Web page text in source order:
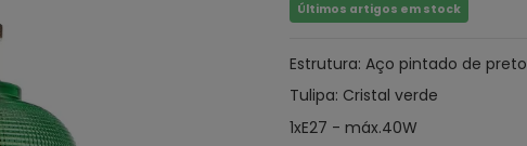
Últimos artigos em stock
Estrutura: Aço pintado de preto
Tulipa: Cristal verde
1xE27 - máx.40W